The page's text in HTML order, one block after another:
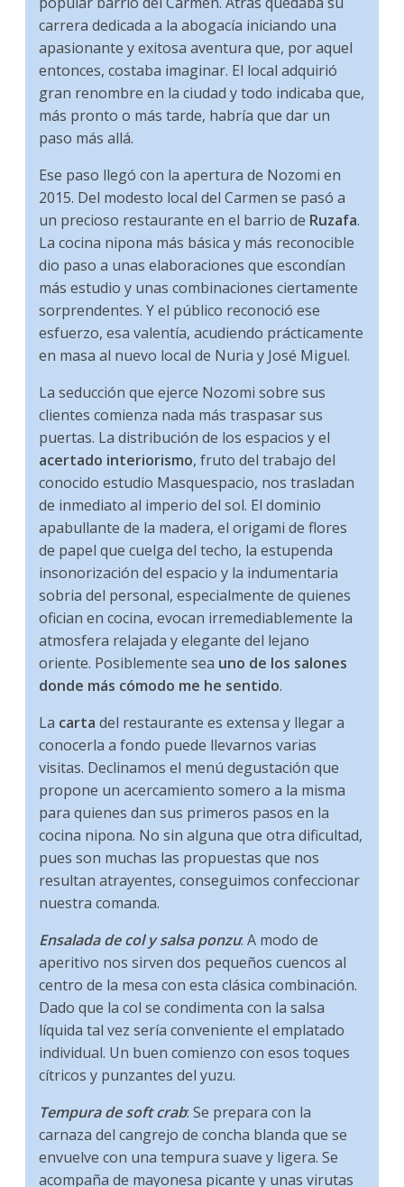
carrera dedicada a la abogacía iniciando una
apasionante y exitosa aventura que, por aquel
entonces, costaba imaginar. El local adquirió
gran renombre en la ciudad y todo indicaba que,
más pronto o más tarde, habría que dar un
paso más allá.
Ese paso llegó con la apertura de Nozomi en
2015. Del modesto local del Carmen se pasó a
un precioso restaurante en el barrio de Ruzafa.
La cocina nipona más básica y más reconocible
dio paso a unas elaboraciones que escondían
más estudio y unas combinaciones ciertamente
sorprendentes. Y el público reconoció ese
esfuerzo, esa valentía, acudiendo prácticamente
en masa al nuevo local de Nuria y José Miguel.
La seducción que ejerce Nozomi sobre sus
clientes comienza nada más traspasar sus
puertas. La distribución de los espacios y el
acertado interiorismo, fruto del trabajo del
conocido estudio Masquespacio, nos trasladan
de inmediato al imperio del sol. El dominio
apabullante de la madera, el origami de flores
de papel que cuelga del techo, la estupenda
insonorización del espacio y la indumentaria
sobria del personal, especialmente de quienes
ofician en cocina, evocan irremediablemente la
atmosfera relajada y elegante del lejano
oriente. Posiblemente sea uno de los salones
donde más cómodo me he sentido.
La carta del restaurante es extensa y llegar a
conocerla a fondo puede llevarnos varias
visitas. Declinamos el menú degustación que
propone un acercamiento somero a la misma
para quienes dan sus primeros pasos en la
cocina nipona. No sin alguna que otra dificultad,
pues son muchas las propuestas que nos
resultan atrayentes, conseguimos confeccionar
nuestra comanda.
Ensalada de col y salsa ponzu: A modo de
aperitivo nos sirven dos pequeños cuencos al
centro de la mesa con esta clásica combinación.
Dado que la col se condimenta con la salsa
líquida tal vez sería conveniente el emplatado
individual. Un buen comienzo con esos toques
cítricos y punzantes del yuzu.
Tempura de soft crab: Se prepara con la
carnaza del cangrejo de concha blanda que se
envuelve con una tempura suave y ligera. Se
acompaña de mayonesa picante y unas virutas